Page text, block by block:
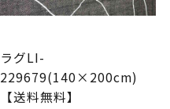
ラグLI-
229679(140×200cm)
【送料無料】